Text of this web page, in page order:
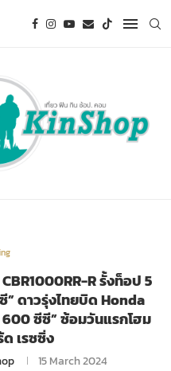
R รั้งท็อป 5
” ดาวรุ่งไทยบิด Honda
ซีซี” ซ้อมวันแรกโฮม
ด เรซซิ่ง
15 March 2024